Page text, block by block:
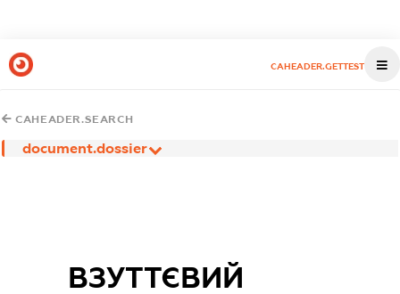
CAHEADER.GETTEST
CAHEADER.SEARCH
document.dossier
ВЗУТТЄВИЙ